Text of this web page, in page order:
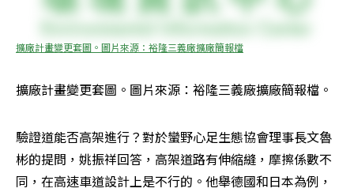
擴廠計畫變更套圖。圖片來源：裕隆三義廠擴廠簡報檔
擴廠計畫變更套圖。圖片來源：裕隆三義廠擴廠簡報檔。
驗證道能否高架進行？對於蠻野心足生態協會理事長文魯
彬的提問，姚振祥回答，高架道路有伸縮縫，摩擦係數不
同，在高速車道設計上是不行的。他舉德國和日本為例，